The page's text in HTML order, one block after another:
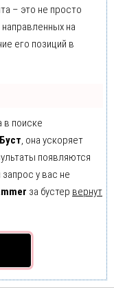
– это не просто
на
его позиций в
в поиске
Буст, она ускоряет
появляются
у вас не
за бустер вернут